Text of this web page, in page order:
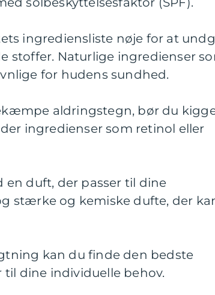
ingrediensliste nøje for at
stoffer. Naturlige ingredienser
for hudens sundhed.
aldringstegn, bør du
ingredienser som retinol eller
en duft, der passer til dine
stærke og kemiske dufte, der
kan du finde den bedste
dine individuelle behov.